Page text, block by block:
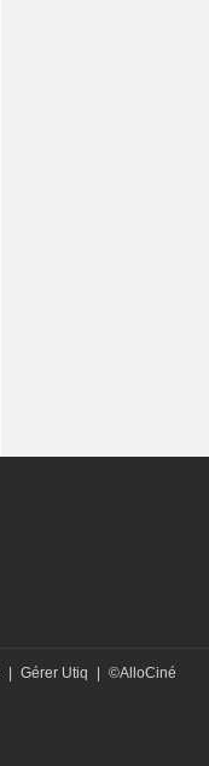
Gérer Utiq
©AlloCiné